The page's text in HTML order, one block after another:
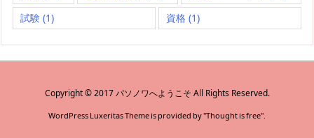
試験 (1) 資格 (1)
Copyright ©2017 パソノワへようこそ All Rights Reserved.
WordPress Luxeritas Theme is provided by "Thought is free".